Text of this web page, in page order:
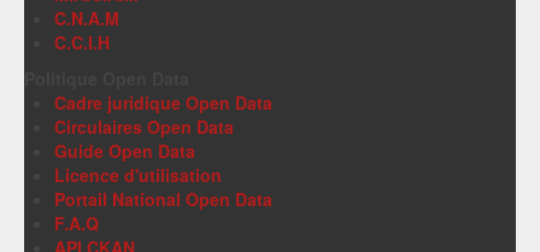
C.N.A.M
C.C.I.H
Cadre juridique Open Data
Circulaires Open Data
Guide Open Data
Licence d'utilisation
Portail National Open Data
F.A.Q
API CKAN